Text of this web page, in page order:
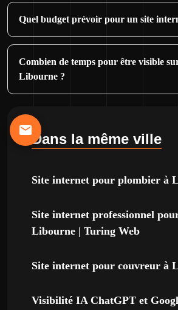
Quel budget prévoir pour un site
Combien de temps pour être visible
Libourne ?
Dans la même ville
Site internet pour plombier à
Site internet professionnel
Libourne | Turing Web
Site internet pour couvreur à
Visibilité IA ChatGPT et